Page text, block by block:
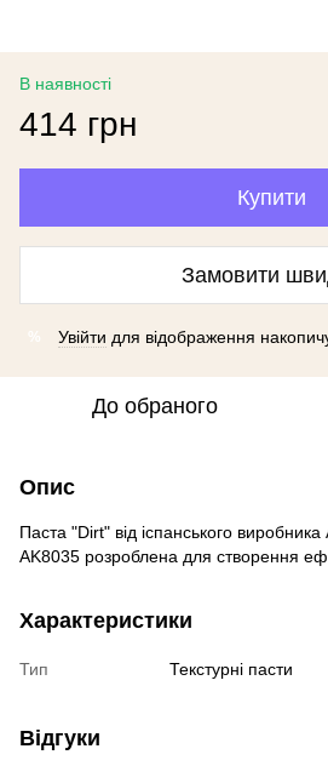
В наявності
414 грн
Купити
Замовити
% Увійти для відображення
До обраного
Опис
Паста "Dirt" від іспанського
AK8035 розроблена для створення
Характеристики
Тип Текстурні пасти
Відгуки